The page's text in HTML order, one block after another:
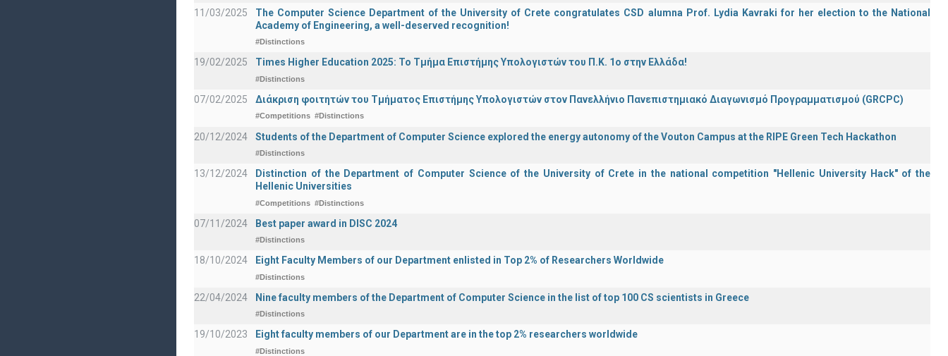
11/03/2025
The Computer Science Department of the University of Crete congratulates CSD alumna Prof. Lydia Kavraki for her election to the National
Academy of Engineering, a well-deserved recognition!
#Distinctions
19/02/2025 Times Higher Education 2025: Το Τμήμα Επιστήμης Υπολογιστών του Π.Κ. 1ο στην Ελλάδα!
#Distinctions
07/02/2025 Διάκριση φοιτητών του Τμήματος Επιστήμης Υπολογιστών στον Πανελλήνιο Πανεπιστημιακό Διαγωνισμό Προγραμματισμού (GRCPC)
#Competitions #Distinctions
20/12/2024 Students of the Department of Computer Science explored the energy autonomy of the Vouton Campus at the RIPE Green Tech Hackathon
#Distinctions
13/12/2024
Distinction of the Department of Computer Science of the University of Crete in the national competition "Hellenic University Hack" of the
Hellenic Universities
#Competitions #Distinctions
07/11/2024 Best paper award in DISC 2024
#Distinctions
18/10/2024 Eight Faculty Members of our Department enlisted in Top 2% of Researchers Worldwide
#Distinctions
22/04/2024 Nine faculty members of the Department of Computer Science in the list of top 100 CS scientists in Greece
#Distinctions
19/10/2023 Eight faculty members of our Department are in the top 2% researchers worldwide
#Distinctions